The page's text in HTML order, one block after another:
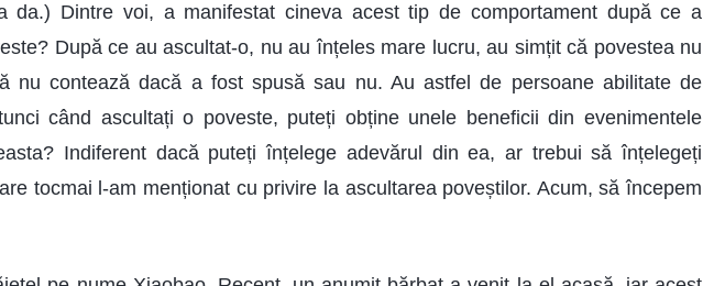
da.) Dintre voi, a manifestat cineva acest tip de comportament după ce a
După ce au ascultat-o, nu au înțeles mare lucru, au simțit că povestea nu
nu contează dacă a fost spusă sau nu. Au astfel de persoane abilitate de
când ascultați o poveste, puteți obține unele beneficii din evenimentele
Indiferent dacă puteți înțelege adevărul din ea, ar trebui să înțelegeți
tocmai l-am menționat cu privire la ascultarea poveștilor. Acum, să începem